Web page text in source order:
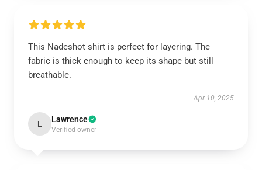
This Nadeshot shirt is perfect for layering. The
fabric is thick enough to keep its shape but still
breathable.
Apr 10, 2025
L Lawrence
Verified owner